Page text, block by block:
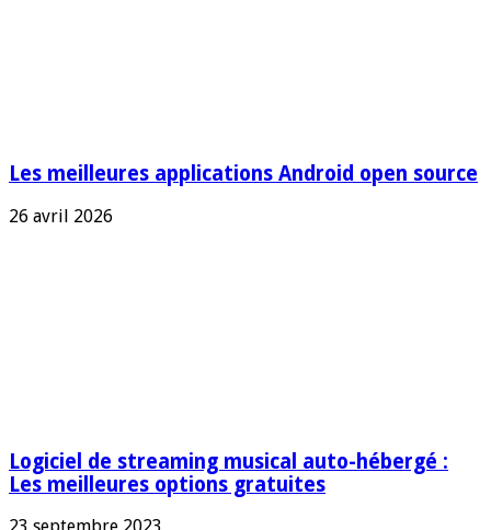
Les meilleures applications Android open source
26 avril 2026
Logiciel de streaming musical auto-hébergé :
Les meilleures options gratuites